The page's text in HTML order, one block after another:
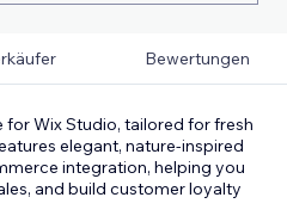
Bewertungen
for Wix Studio, tailored for fresh
elegant, nature-inspired
integration, helping you
and build customer loyalty